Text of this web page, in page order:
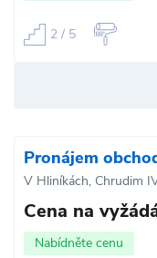
2 / 5
Pronájem
V Hliníkách, Chrudim
Cena na
Nabídněte cenu